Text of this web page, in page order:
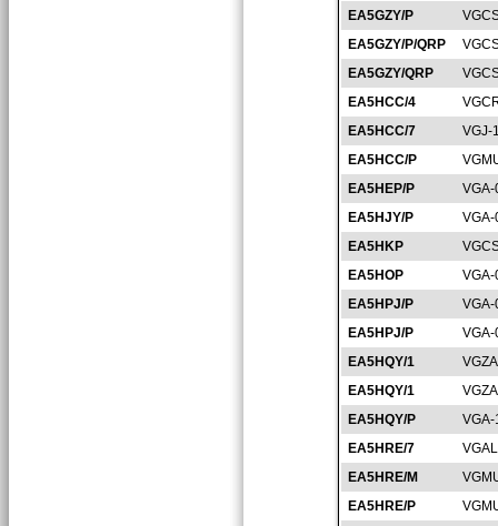
EA5GZY/P
EA5GZY/P/QRP
EA5GZY/QRP
EA5HCC/4
EA5HCC/7
VGJ-
EA5HCC/P
EA5HEP/P
EA5HJY/P
EA5HKP
EA5HOP
EA5HPJ/P
EA5HPJ/P
EA5HQY/1
EA5HQY/1
EA5HQY/P
EA5HRE/7
EA5HRE/M
EA5HRE/P